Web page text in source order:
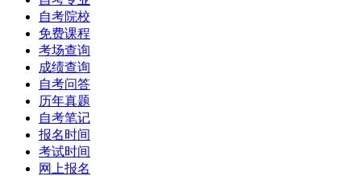
自考院校
免费课程
考场查询
成绩查询
自考问答
历年真题
自考笔记
报名时间
考试时间
网上报名